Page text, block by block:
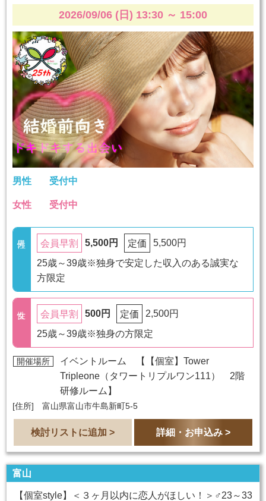
2026/09/06 (日) 13:30 ～ 15:00
男性 受付中
女性 受付中
会員早割 5,500円 定価
5,500円
25歳～39歳※独身で安定した収入のある誠実な
方限定
会員早割 500円 定価
2,500円
25歳～39歳※独身の方限定
開催場所 イベントルーム 【
【個室】Tower
Tripleone（タワートリプルワン111） 2階
研修ルーム 】
[住所] 富山県富山市牛島新町5-5
検討リストに追加 > 詳細・お申込み >
富山
【個室style】＜３ヶ月以内に恋人がほしい！＞♂23～33